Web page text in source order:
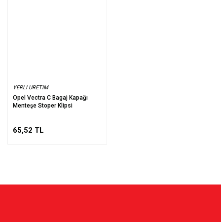
YERLI URETIM
Opel Vectra C Bagaj Kapağı
Menteşe Stoper Klipsi
65,52 TL